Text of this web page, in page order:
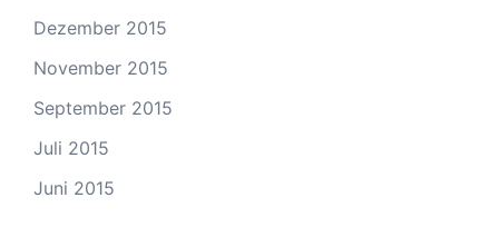
Dezember 2015
November 2015
September 2015
Juli 2015
Juni 2015